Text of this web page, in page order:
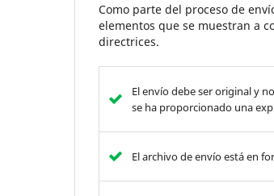
Como parte del proceso de
elementos que se muestran a
directrices.
El envío debe ser original y
se ha proporcionado una
El archivo de envío está en